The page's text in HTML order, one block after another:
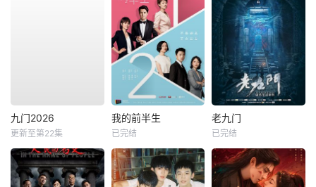
九门2026
更新至第22集
我的前半生
已完结
老九门
已完结